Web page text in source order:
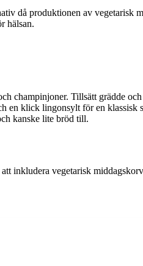
då produktionen av vegetarisk
hälsan.
champinjoner. Tillsätt grädde
en klick lingonsylt för en klassisk
kanske lite bröd till.
inkludera vegetarisk